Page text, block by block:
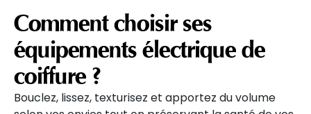
Comment choisir ses
équipements électrique de
coiffure ?
Bouclez, lissez, texturisez et apportez du volume